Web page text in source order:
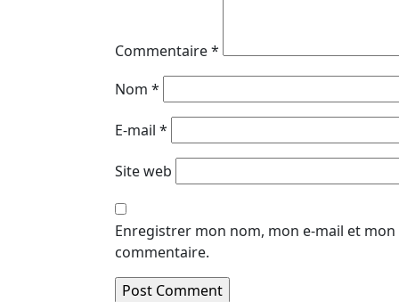
Commentaire*
Nom *
E-mail *
Site web
Enregistrer mon nom, mon e-mail et
commentaire.